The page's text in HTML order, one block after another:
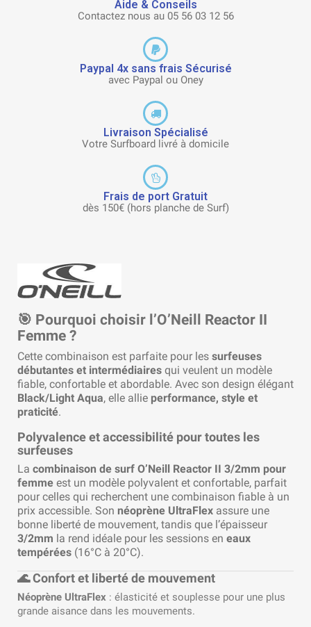
Aide & Conseils
Contactez nous au 05 56 03 12 56
Paypal 4x sans frais Sécurisé
avec Paypal ou Oney
Livraison Spécialisé
Votre Surfboard livré à domicile
Frais de port Gratuit
dès 150€ (hors planche de Surf)
🎯 Pourquoi choisir l’O’Neill Reactor II
Femme ?
Cette combinaison est parfaite pour les surfeuses
débutantes et intermédiaires qui veulent un modèle
fiable, confortable et abordable. Avec son design élégant
Black/Light Aqua, elle allie performance, style et
praticité.
Polyvalence et accessibilité pour toutes les
surfeuses
La combinaison de surf O’Neill Reactor II 3/2mm pour
femme est un modèle polyvalent et confortable, parfait
pour celles qui recherchent une combinaison fiable à un
prix accessible. Son néoprène UltraFlex assure une
bonne liberté de mouvement, tandis que l’épaisseur
3/2mm la rend idéale pour les sessions en eaux
tempérées (16°C à 20°C).
🌊 Confort et liberté de mouvement
Néoprène UltraFlex : élasticité et souplesse pour une plus
grande aisance dans les mouvements.